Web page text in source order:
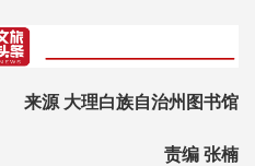
来源 大理白族自治州图书馆
责编 张楠